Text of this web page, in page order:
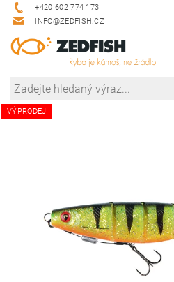
+420 602 774 173
INFO@ZEDFISH.CZ
VÝPRODEJ